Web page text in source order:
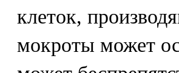
клеток,
мокроты может